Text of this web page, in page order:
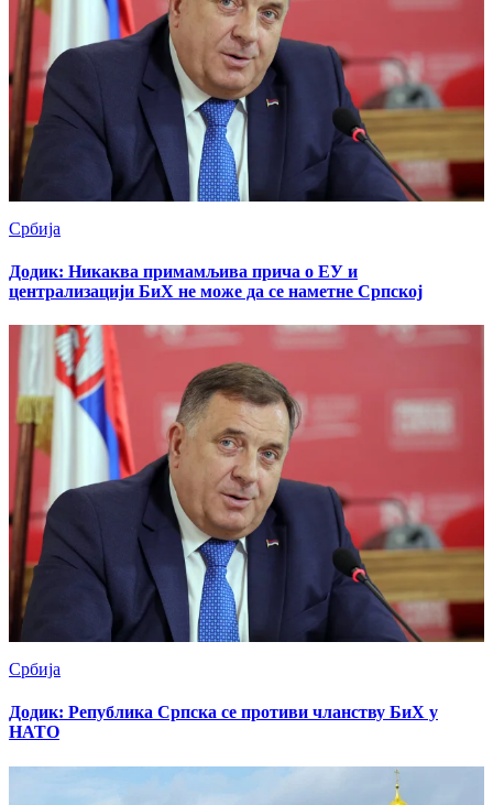
Србија
Додик: Никаква примамљива прича о ЕУ и
централизацији БиХ не може да се наметне Српској
Србија
Додик: Република Српска се противи чланству БиХ у
НАТО